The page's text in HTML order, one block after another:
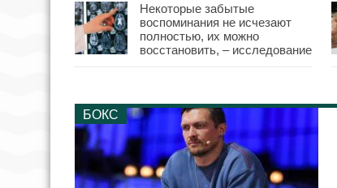
Некоторые забытые
воспоминания не исчезают
полностью, их можно
восстановить, – исследование
БОКС